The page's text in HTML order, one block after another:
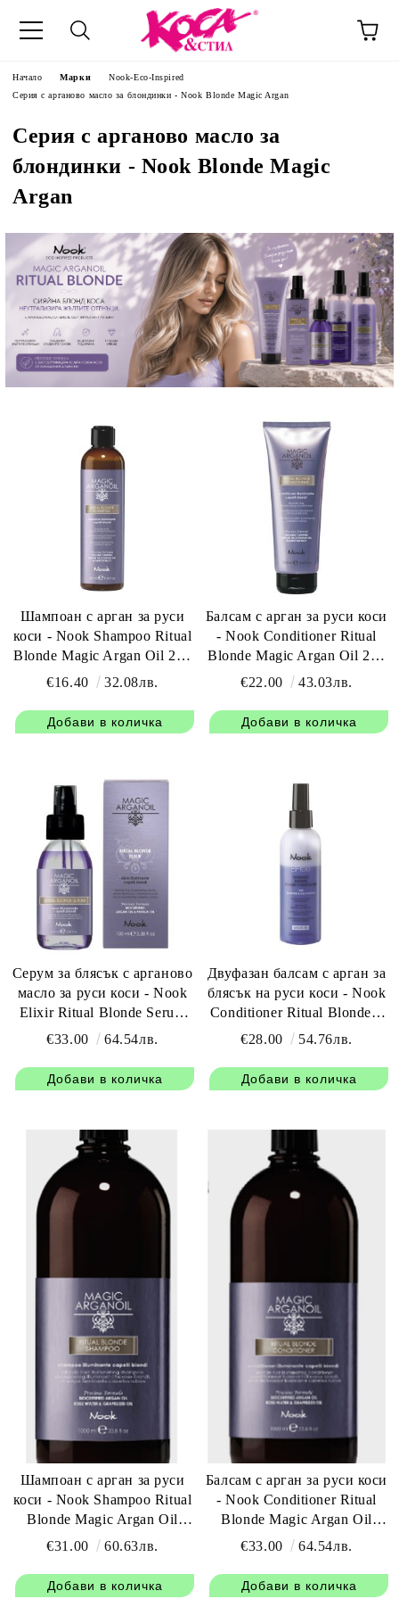
Начало Марки
Nook-Eco-Inspired
Серия с арганово масло за блондинки - Nook Blonde Magic Argan
Серия с арганово масло за
блондинки - Nook Blonde Magic
Argan
Шампоан с арган за руси
коси - Nook Shampoo Ritual
Blonde Magic Argan Oil 250
мл
€16.40 32.08лв.
Балсам с арган за руси коси
- Nook Conditioner Ritual
Blonde Magic Argan Oil 250
мл
€22.00 43.03лв.
Серум за блясък с арганово
масло за руси коси - Nook
Elixir Ritual Blonde Serum
Magic Argan Oil 100 мл
€33.00 64.54лв.
Двуфазан балсам с арган за
блясък на руси коси - Nook
Conditioner Ritual Blonde 2
Phase Magic Argan Oil 200
€28.00 54.76лв.
Шампоан с арган за руси
коси - Nook Shampoo Ritual
Blonde Magic Argan Oil
1000 мл
€31.00 60.63лв.
Балсам с арган за руси коси
- Nook Conditioner Ritual
Blonde Magic Argan Oil
1000 мл
€33.00 64.54лв.